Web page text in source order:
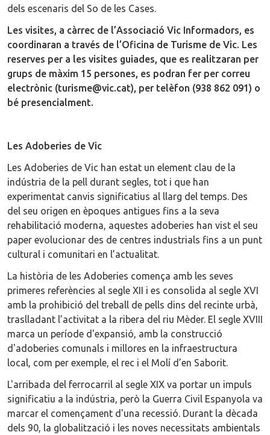
dels escenaris del So de les Cases.
Les visites, a càrrec de l’Associació Vic Informadors, es
coordinaran a través de l’Oficina de Turisme de Vic. Les
reserves per a les visites guiades, que es realitzaran per
grups de màxim 15 persones, es podran fer per correu
electrònic (turisme@vic.cat), per telèfon (938 862 091) o
bé presencialment.
Les Adoberies de Vic
Les Adoberies de Vic han estat un element clau de la
indústria de la pell durant segles, tot i que han
experimentat canvis significatius al llarg del temps. Des
del seu origen en èpoques antigues fins a la seva
rehabilitació moderna, aquestes adoberies han vist el seu
paper evolucionar des de centres industrials fins a un punt
cultural i comunitari en l’actualitat.
La història de les Adoberies comença amb les seves
primeres referències al segle XII i es consolida al segle XVI
amb la prohibició del treball de pells dins del recinte urbà,
traslladant l’activitat a la ribera del riu Mèder. El segle XVIII
marca un període d'expansió, amb la construcció
d'adoberies comunals i millores en la infraestructura
local, com per exemple, el rec i el Molí d’en Saborit.
L'arribada del ferrocarril al segle XIX va portar un impuls
significatiu a la indústria, però la Guerra Civil Espanyola va
marcar el començament d'una recessió. Durant la dècada
dels 90, la globalització i les noves necessitats ambientals